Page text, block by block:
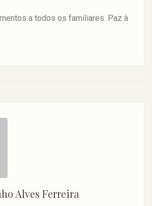
a todos os familiares. Paz à
Alves Ferreira